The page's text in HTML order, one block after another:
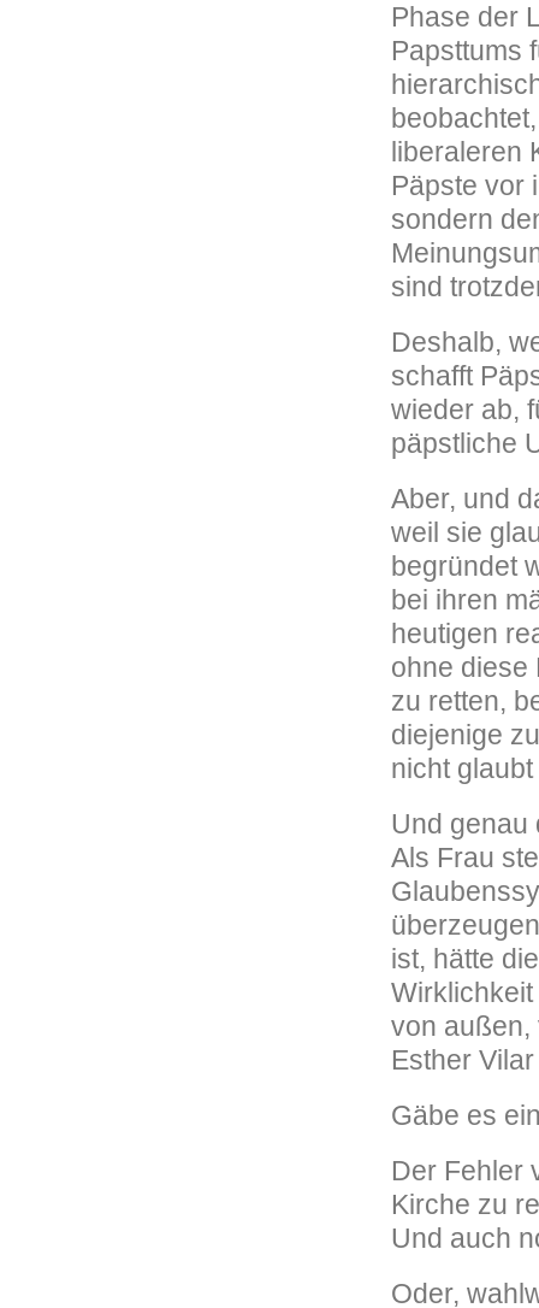
Phase der
Papsttums
liberaleren
Päpste vor
sondern
sind
Deshalb,
schafft
wieder ab,
päpstliche
Aber, und
weil sie
begründet
bei ihren
heutigen
ohne diese
zu retten,
diejenige
nicht
Und genau
Als Frau
ist, hätte
von außen,
Esther
Gäbe es
Der Fehler
Kirche zu
Und auch
Oder,